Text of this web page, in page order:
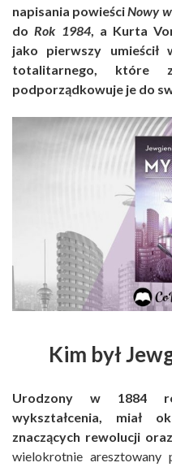
napisania powieściNowy
doRok 1984, a Kurta
jako pierwszy
totalitarnego, które
podporządkowuje je do
Kim był
Urodzony w 1884
wykształcenia, miał
znaczących rewolucji
wielokrotnie